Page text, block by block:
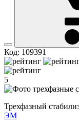
Код: 109391
5
Трехфазный
ЭМ